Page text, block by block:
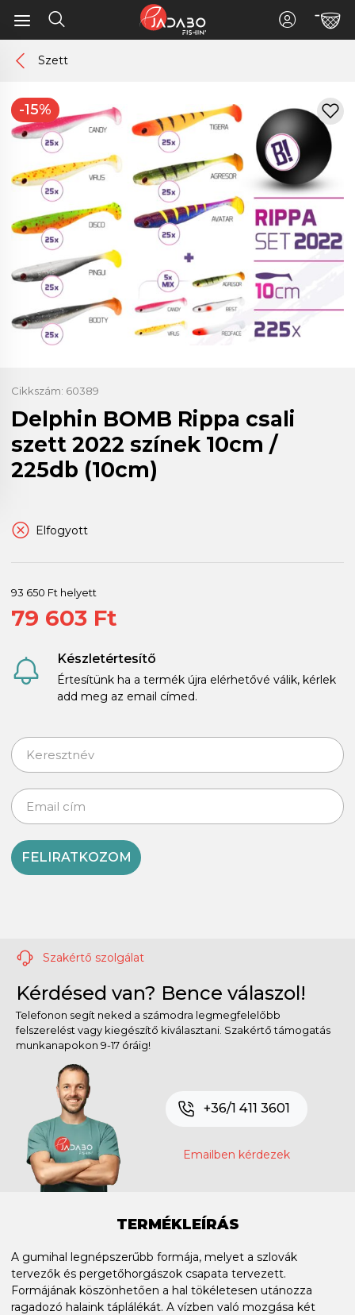
Szett
-15%
Cikkszám: 60389
Delphin BOMB Rippa csali
szett 2022 színek 10cm /
225db (10cm)
Elfogyott
93 650 Ft helyett
79 603 Ft
Készletértesítő
Értesítünk ha a termék újra elérhetővé válik, kérlek
add meg az email címed.
FELIRATKOZOM
Szakértő szolgálat
Kérdésed van? Bence válaszol!
Telefonon segít neked a számodra legmegfelelőbb
felszerelést vagy kiegészítő kiválasztani. Szakértő támogatás
munkanapokon 9-17 óráig!
+36/1 411 3601
Emailben kérdezek
TERMÉKLEÍRÁS
A gumihal legnépszerűbb formája, melyet a szlovák
tervezők és pergetőhorgászok csapata tervezett.
Formájának köszönhetően a hal tökéletesen utánozza
ragadozó halaink táplálékát. A vízben való mozgása két